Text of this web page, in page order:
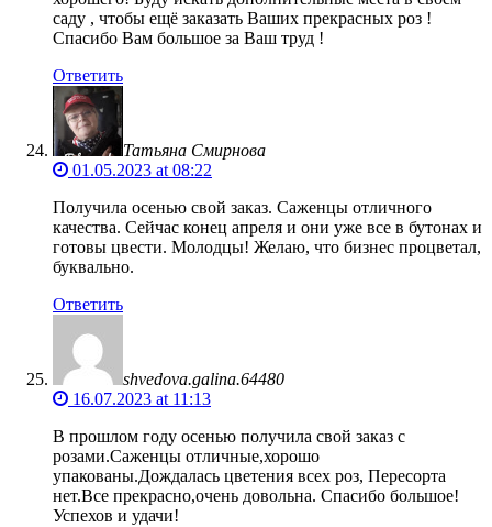
саду , чтобы ещё заказать Ваших прекрасных роз !
Спасибо Вам большое за Ваш труд !
Ответить
Татьяна Смирнова
01.05.2023 at 08:22
Получила осенью свой заказ. Саженцы отличного
качества. Сейчас конец апреля и они уже все в бутонах и
готовы цвести. Молодцы! Желаю, что бизнес процветал,
буквально.
Ответить
shvedova.galina.64480
16.07.2023 at 11:13
В прошлом году осенью получила свой заказ с
розами.Саженцы отличные,хорошо
упакованы.Дождалась цветения всех роз, Пересорта
нет.Все прекрасно,очень довольна. Спасибо большое!
Успехов и удачи!